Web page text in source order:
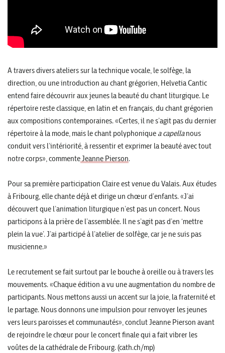
A travers divers ateliers sur la technique vocale, le solfège, la
direction, ou une introduction au chant grégorien, Helvetia Cantic
entend faire découvrir aux jeunes la beauté du chant liturgique. Le
répertoire reste classique, en latin et en français, du chant grégorien
aux compositions contemporaines. «Certes, il ne s’agit pas du dernier
répertoire à la mode, mais le chant polyphonique a capellanous
conduit vers l’intériorité, à ressentir et exprimer la beauté avec tout
notre corps», commenteJeanne Pierson.
Pour sa première participation Claire est venue du Valais. Aux études
à Fribourg, elle chante déjà et dirige un chœur d’enfants. «J’ai
découvert que l’animation liturgique n’est pas un concert. Nous
participons à la prière de l’assemblée. Il ne s’agit pas d’en ‘mettre
plein la vue’. J’ai participé à l’atelier de solfège, car je ne suis pas
musicienne.»
Le recrutement se fait surtout par le bouche à oreille ou à travers les
mouvements. «Chaque édition a vu une augmentation du nombre de
participants. Nous mettons aussi un accent sur la joie, la fraternité et
le partage. Nous donnons une impulsion pour renvoyer les jeunes
vers leurs paroisses et communautés», conclut Jeanne Pierson avant
de rejoindre le chœur pour le concert finale qui a fait vibrer les
voûtes de la cathédrale de Fribourg. (cath.ch/mp)